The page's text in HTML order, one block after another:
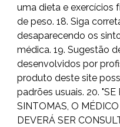
uma dieta e exercícios
de peso. 18. Siga
desaparecendo os
médica. 19. Sugestão
desenvolvidos por
produto deste site
padrões usuais. 20. "SE
SINTOMAS, O
DEVERÁ SER